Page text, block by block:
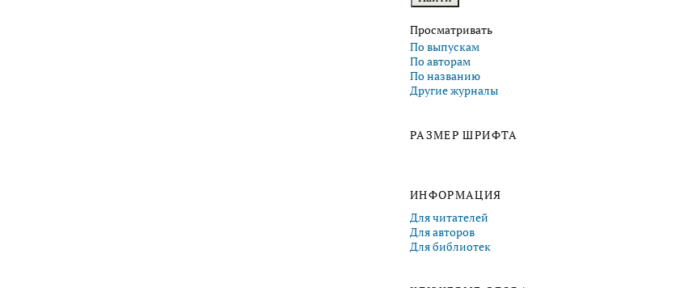
Просматривать
По выпускам
По авторам
По названию
Другие журналы
РАЗМЕР ШРИФТА
ИНФОРМАЦИЯ
Для читателей
Для авторов
Для библиотек